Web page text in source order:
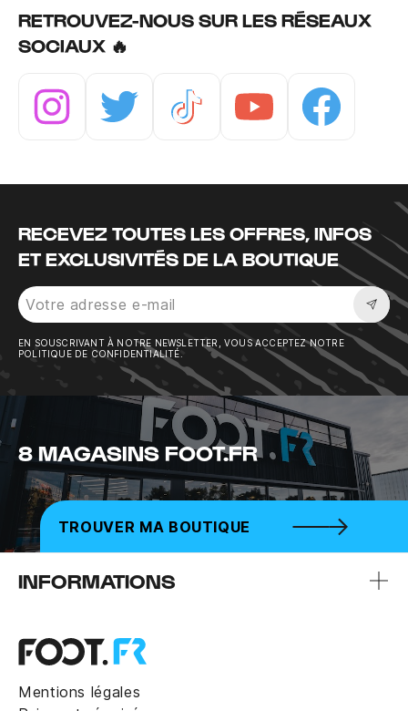
RETROUVEZ-NOUS SUR LES RÉSEAUX
SOCIAUX 🔥
RECEVEZ TOUTES LES OFFRES, INFOS
ET EXCLUSIVITÉS DE LA BOUTIQUE
EN SOUSCRIVANT À NOTRE NEWSLETTER, VOUS ACCEPTEZ NOTRE
POLITIQUE DE CONFIDENTIALITÉ.
8 MAGASINS FOOT.FR
TROUVER MA BOUTIQUE
INFORMATIONS
Mentions légales